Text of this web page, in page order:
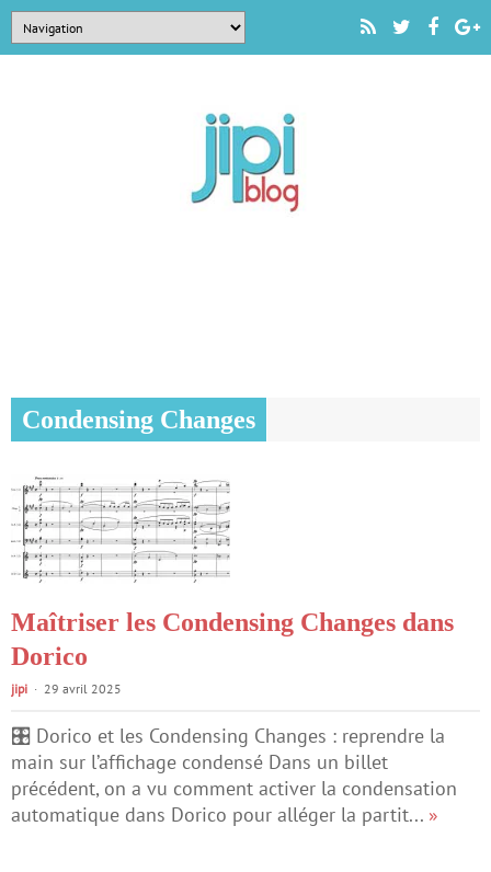
Condensing Changes
Maîtriser les Condensing Changes dans
Dorico
jipi 29 avril 2025
🎛 Dorico et les Condensing Changes : reprendre la
main sur l’affichage condensé Dans un billet
précédent, on a vu comment activer la condensation
automatique dans Dorico pour alléger la partit... »